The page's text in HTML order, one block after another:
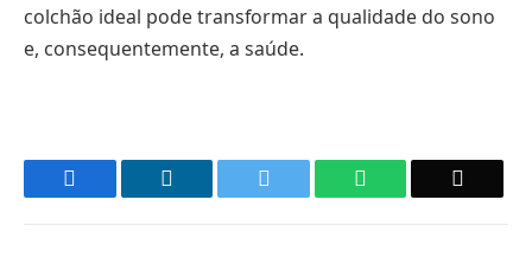
colchão ideal pode transformar a qualidade do sono
e, consequentemente, a saúde.
WhatsApp